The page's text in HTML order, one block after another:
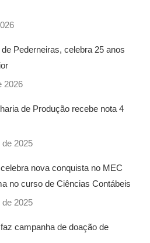
Pederneiras, celebra 25 anos
2026
de Produção recebe nota 4
2025
nova conquista no MEC
no curso de Ciências Contábeis
2025
campanha de doação de